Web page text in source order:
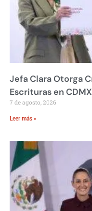
Jefa Clara Otorga
Escrituras en CDMX
7 de agosto, 2026
Leer más »